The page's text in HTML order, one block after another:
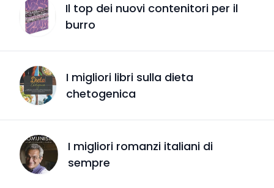
Il top dei nuovi contenitori per il
burro
I migliori libri sulla dieta
chetogenica
I migliori romanzi italiani di
sempre